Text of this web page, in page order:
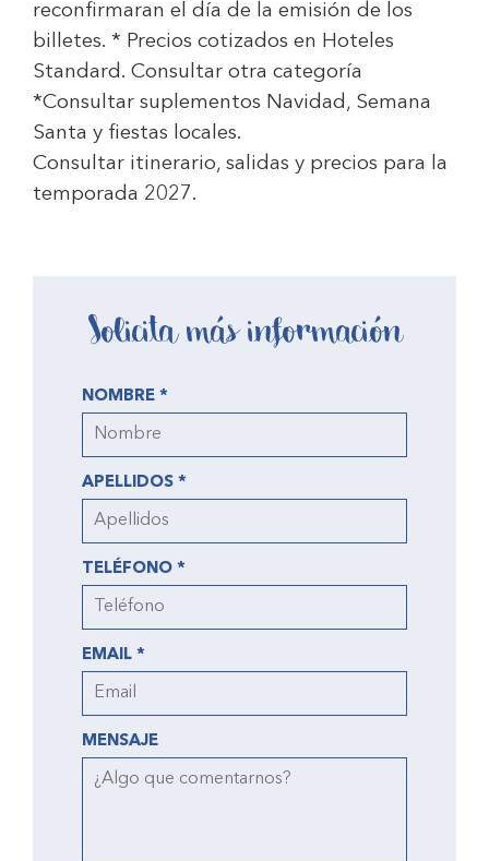
reconfirmaran el día de la emisión de los
billetes. * Precios cotizados en Hoteles
Standard. Consultar otra categoría
*Consultar suplementos Navidad, Semana
Santa y fiestas locales.
Consultar itinerario, salidas y precios para la
temporada 2027.
Solicita más información
NOMBRE *
APELLIDOS *
TELÉFONO *
EMAIL *
MENSAJE